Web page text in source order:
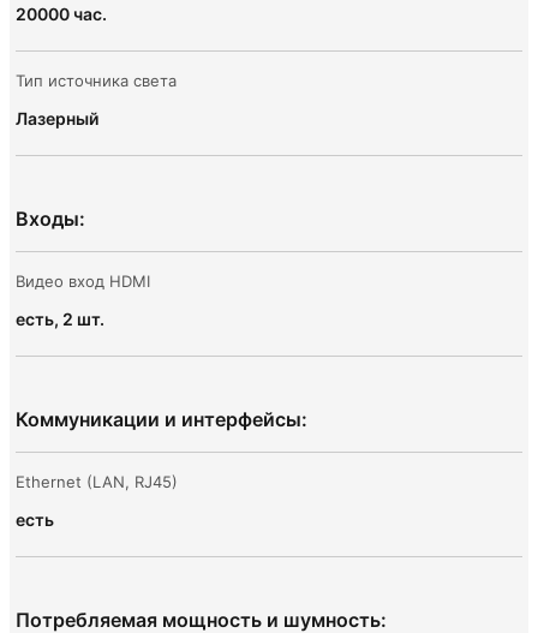
20000 час.
Тип источника света
Лазерный
Входы:
Видео вход HDMI
есть, 2 шт.
Коммуникации и интерфейсы:
Ethernet (LAN, RJ45)
есть
Потребляемая мощность и шумность: